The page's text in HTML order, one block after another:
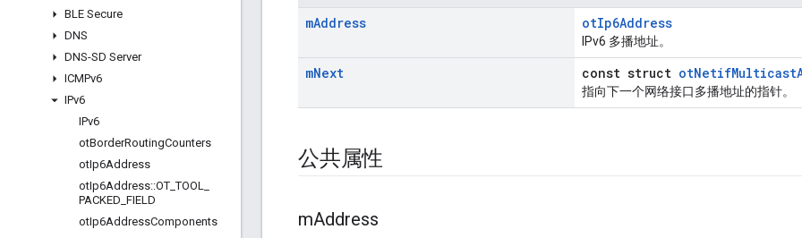
BLE Secure
DNS
DNS-SD Server
ICMPv6
IPv6
IPv6
otBorderRoutingCounters
otIp6Address
otIp6Address::OT _TOOL
PACKED FIELD
otIp6AddressComponents
mAddress otIp6Address
IPv6 多播地址。
mNext const struct
指向下一个网络接口多播地址的指针。
公共属性
mAddress